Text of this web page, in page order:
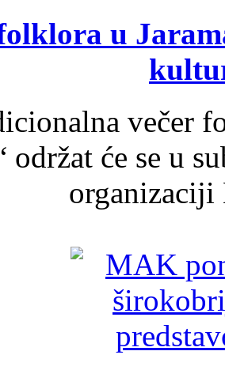
u
večer
održat će se u
organizaciji